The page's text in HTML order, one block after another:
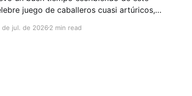
juego de caballeros cuasi artúricos,
un escenario de mayor duración que 4
de jul. de 20262 min read